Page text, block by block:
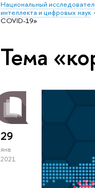
Национальный
интеллекта и цифровых наук
COVID-19»
Тема
29
янв
2021